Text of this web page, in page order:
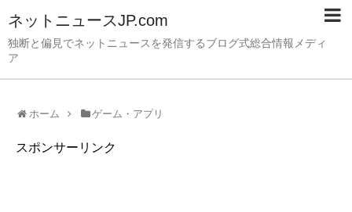
ネットニュースJP.com
独断と偏見でネットニュースを発信するブログ式総合情報メディ
ア
ホーム ゲーム・アプリ
スポンサーリンク